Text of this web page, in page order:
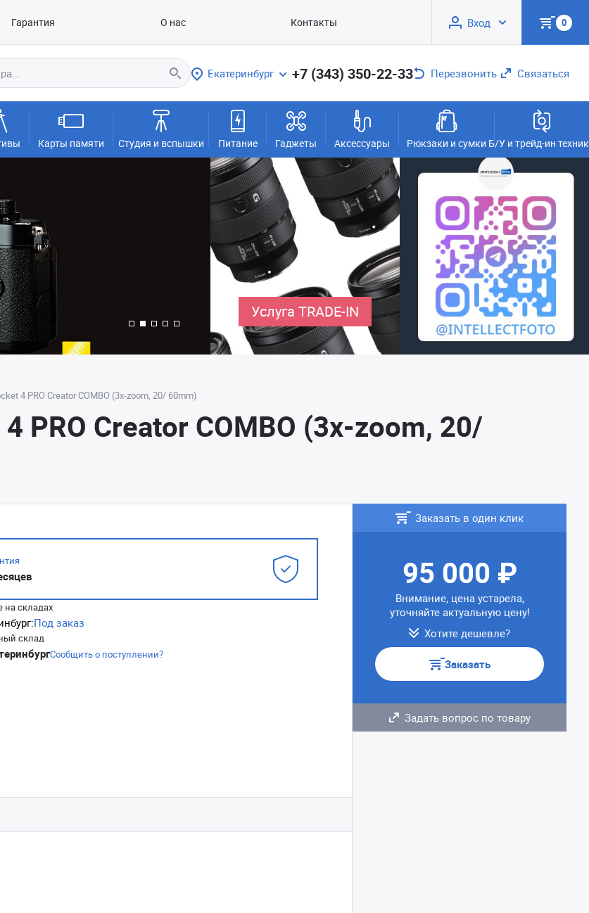
Гарантия О нас Контакты Вход 0
Екатеринбург +7 (343) 350-22-33 Перезвонить Связаться
Карты памяти Студия и вспышки Питание Гаджеты Аксессуары Рюкзаки и сумки Б/У и трейд-ин
Услуга TRADE-IN
4 PRO Creator COMBO (3х-zoom, 20/ 60mm)
PRO Creator COMBO (3х-zoom, 20/
на складах
Под заказ
склад
Сообщить о поступлении?
Заказать в один клик
95 000 ₽
Внимание, цена устарела,
уточняйте актуальную цену!
Хотите дешевле?
Заказать
Задать вопрос по товару